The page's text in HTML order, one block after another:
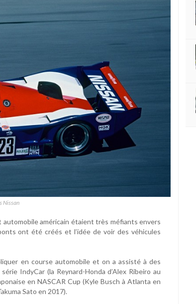
Nissan
automobile américain étaient très méfiants envers
ont été créés et l’idée de voir des véhicules
en course automobile et on a assisté à des
IndyCar (la Reynard-Honda d’Alex Ribeiro au
en NASCAR Cup (Kyle Busch à Atlanta en
Sato en 2017).